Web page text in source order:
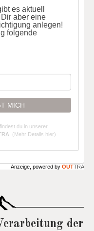
es aktuell
aber eine
anlegen!
folgende
MICH
du in unserer
(Mehr Details hier)
Anzeige, powered by OUTTRA
der